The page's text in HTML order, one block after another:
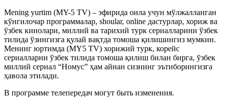
Mening yurtim (MY-5 TV) – эфирида оила учун мўлжалланган
кўнгилочар программалар, shoular, online дастурлар, хориж ва
ўзбек кинолари, миллий ва тарихий турк сериалларини ўзбек
тилида ўзингизга қулай вақтда томоша қилишингиз мумкин.
Менинг юртимда (MY5 TV) хорижий турк, корейс
сериалларни ўзбек тилида томоша қилиш билан бирга, ўзбек
миллий сериал “Номус” ҳам айнан сизнинг эътиборингизга
ҳавола этилади.
В программе телепередач могут быть изменения.